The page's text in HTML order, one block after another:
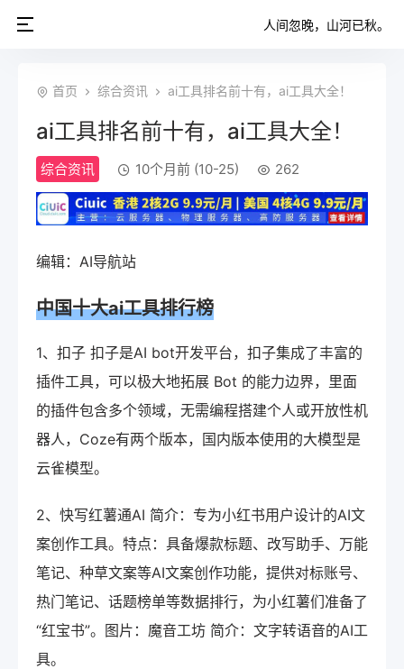
人间忽晚，山河已秋。
首页 综合资讯 ai工具排名前十有，ai工具大全！
ai工具排名前十有，ai工具大全！
综合资讯 10个月前 (10-25) 262
编辑：AI导航站
中国十大ai工具排行榜
1、扣子 扣子是AI bot开发平台，扣子集成了丰富的
插件工具，可以极大地拓展 Bot 的能力边界，里面
的插件包含多个领域，无需编程搭建个人或开放性机
器人，Coze有两个版本，国内版本使用的大模型是
云雀模型。
2、快写红薯通AI 简介：专为小红书用户设计的AI文
案创作工具。特点：具备爆款标题、改写助手、万能
笔记、种草文案等AI文案创作功能，提供对标账号、
热门笔记、话题榜单等数据排行，为小红薯们准备了
“红宝书”。图片：魔音工坊 简介：文字转语音的AI工
具。